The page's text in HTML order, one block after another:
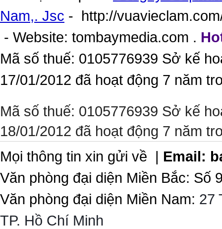
Nam,. Jsc - http://
- Website: tombaymedia.com .
Mã số thuế: 0105776939 Sở kế
17/01/2012 đã hoạt động 7 năm
Mã số thuế: 0105776939 Sở kế
18/01/2012 đã hoạt động 7 năm
Mọi thông tin xin gửi về | Email:
Văn phòng đại diện Miền Bắc:
Văn phòng đại diện Miền Nam: 27
TP. Hồ Chí Minh